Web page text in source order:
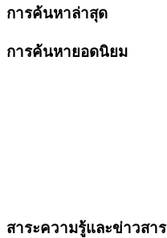
การค้นหาล่าสุด
การค้นหายอดนิยม
สาระความรู้และข่าวสาร